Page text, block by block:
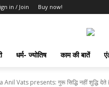
in / Join Buy now!
धर्म- ज्योतिष काम की बातें
Anil Vats presents: गुरू सिद्धि नहीं शुद्धि देते